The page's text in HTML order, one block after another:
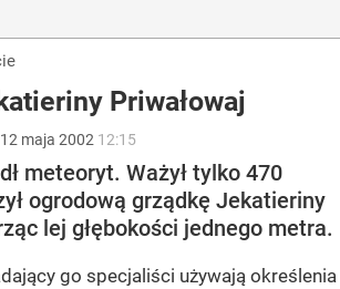
Priwałowaj
12 maja 2002 12:15
meteoryt. Ważył tylko 470
ogrodową grządkę Jekatieriny
lej głębokości jednego metra.
go specjaliści używają określenia